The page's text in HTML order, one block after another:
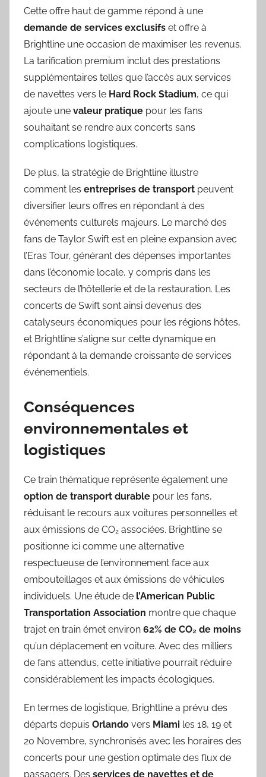
Cette offre haut de gamme répond à une
demande de services exclusifs et offre à
Brightline une occasion de maximiser les revenus.
La tarification premium inclut des prestations
supplémentaires telles que l’accès aux services
de navettes vers le Hard Rock Stadium, ce qui
ajoute une valeur pratique pour les fans
souhaitant se rendre aux concerts sans
complications logistiques.
De plus, la stratégie de Brightline illustre
comment les entreprises de transport peuvent
diversifier leurs offres en répondant à des
événements culturels majeurs. Le marché des
fans de Taylor Swift est en pleine expansion avec
l’Eras Tour, générant des dépenses importantes
dans l’économie locale, y compris dans les
secteurs de l’hôtellerie et de la restauration. Les
concerts de Swift sont ainsi devenus des
catalyseurs économiques pour les régions hôtes,
et Brightline s’aligne sur cette dynamique en
répondant à la demande croissante de services
événementiels.
Conséquences
environnementales et
logistiques
Ce train thématique représente également une
option de transport durable pour les fans,
réduisant le recours aux voitures personnelles et
aux émissions de CO₂ associées. Brightline se
positionne ici comme une alternative
respectueuse de l’environnement face aux
embouteillages et aux émissions de véhicules
individuels. Une étude de l’American Public
Transportation Association montre que chaque
trajet en train émet environ 62% de CO₂ de moins
qu’un déplacement en voiture. Avec des milliers
de fans attendus, cette initiative pourrait réduire
considérablement les impacts écologiques.
En termes de logistique, Brightline a prévu des
départs depuis Orlando vers Miami les 18, 19 et
20 Novembre, synchronisés avec les horaires des
concerts pour une gestion optimale des flux de
passagers. Des services de navettes et de